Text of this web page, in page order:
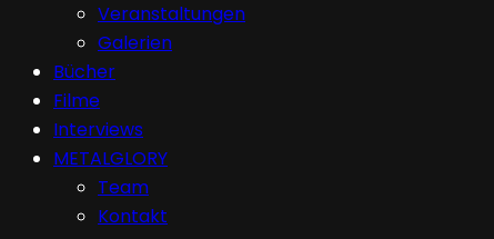
Veranstaltungen
Galerien
Bücher
Filme
Interviews
METALGLORY
Team
Kontakt